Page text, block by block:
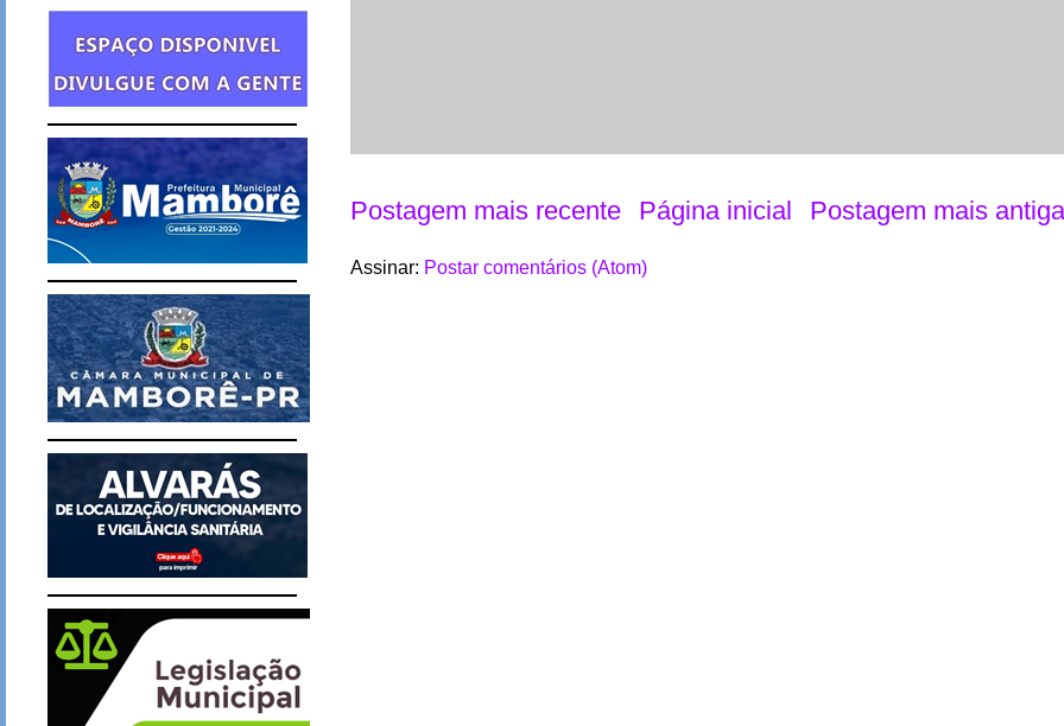
Postagem mais recente Postagem mais antiga
Página inicial
Assinar: Postar comentários (Atom)